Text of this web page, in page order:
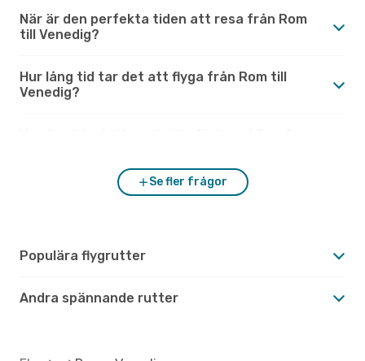
När är den perfekta tiden att resa från Rom
till Venedig?
Hur lång tid tar det att flyga från Rom till
Venedig?
Se fler frågor
Populära flygrutter
Andra spännande rutter